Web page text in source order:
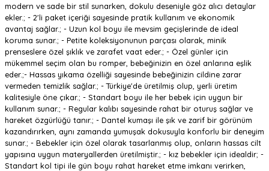
modern ve sade bir stil sunarken, dokulu deseniyle göz alıcı detaylar
ekler.; - 2'li paket içeriği sayesinde pratik kullanım ve ekonomik
avantaj sağlar.; - Uzun kol boyu ile mevsim geçişlerinde de ideal
koruma sunar.; - Petite koleksiyonunun parçası olarak, minik
prenseslere özel şıklık ve zarafet vaat eder.; - Özel günler için
mükemmel seçim olan bu romper, bebeğinizin en özel anlarına eşlik
eder.;- Hassas yıkama özelliği sayesinde bebeğinizin cildine zarar
vermeden temizlik sağlar.; - Türkiye'de üretilmiş olup, yerli üretim
kalitesiyle öne çıkar.; - Standart boyu ile her bebek için uygun bir
kullanım sunar.; - Regular kalıbı sayesinde rahat bir oturuş sağlar ve
hareket özgürlüğü tanır.; - Dantel kumaşı ile şık ve zarif bir görünüm
kazandırırken, aynı zamanda yumuşak dokusuyla konforlu bir deneyim
sunar.; - Bebekler için özel olarak tasarlanmış olup, onların hassas cilt
yapısına uygun materyallerden üretilmiştir.; - kız bebekler için idealdir; -
Standart kol tipi ile gün boyu rahat hareket etme imkanı verirken,